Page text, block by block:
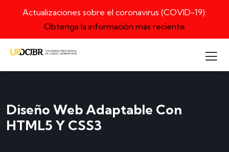
Actualizaciones sobre el coronavirus (COVID-19):
Obtenga la información más reciente
Diseño Web Adaptable Con
HTML5 Y CSS3